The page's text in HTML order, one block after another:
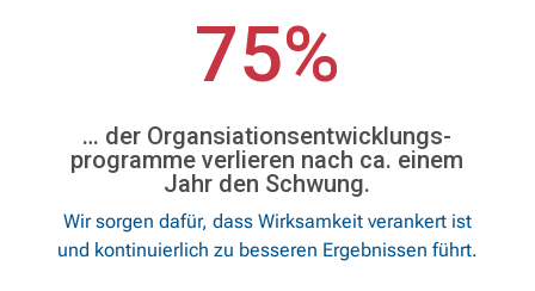
75%
… der Organsiationsentwicklungs-
programme verlieren nach ca. einem
Jahr den Schwung.
Wir sorgen dafür, dass Wirksamkeit verankert ist
und kontinuierlich zu besseren Ergebnissen führt.